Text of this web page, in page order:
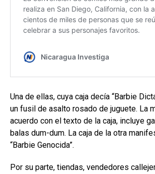
Una de ellas, cuya caja decía “Barbie
un fusil de asalto rosado de juguete. La
acuerdo con el texto de la caja, incluye
balas dum-dum. La caja de la otra
“Barbie Genocida”.
Por su parte, tiendas, vendedores